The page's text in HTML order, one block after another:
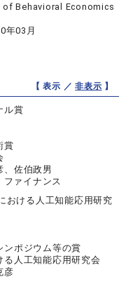
Behavioral Economics
年03月
【 表示 ／非表示 】
ル賞
賞
、佐伯政男
ファイナンス
おける人工知能応用研究
ンポジウム等の賞
る人工知能応用研究会
彦